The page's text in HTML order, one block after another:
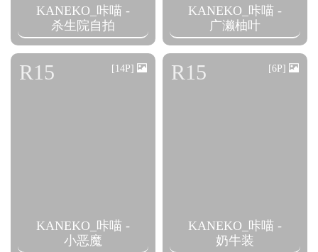
KANEKO_咔喵 -
杀生院自拍
KANEKO_咔喵 -
广濑柚叶
KANEKO_咔喵 -
小恶魔
R15 [14P]
KANEKO_咔喵 -
奶牛装
R15 [6P]